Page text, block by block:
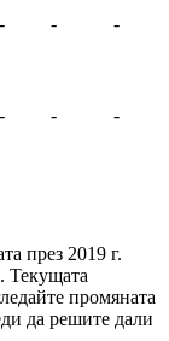
- - -
- - -
през 2019 г.
Текущата
промяната
да решите дали